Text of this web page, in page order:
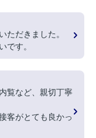
ただきました。
です。
覧など、親切丁寧
客がとても良かっ